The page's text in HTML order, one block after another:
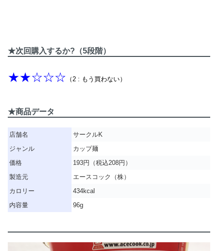
★次回購入するか?（5段階）
★★☆☆☆ （2 : もう買わない）
★商品データ
店舗名
サークルK
ジャンル
カップ麺
価格
193円（税込208円）
製造元
エースコック（株）
カロリー
434kcal
内容量
96g